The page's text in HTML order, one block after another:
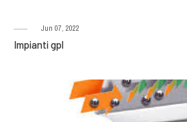
Jun 07, 2022
Impianti gpl